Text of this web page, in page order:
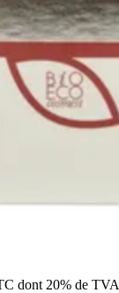
dont 20% de TVA